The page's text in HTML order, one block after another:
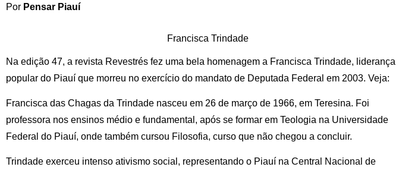
Por Pensar Piauí
Francisca Trindade
Na edição 47, a revista Revestrés fez uma bela homenagem a Francisca Trindade, liderança
popular do Piauí que morreu no exercício do mandato de Deputada Federal em 2003. Veja:
Francisca das Chagas da Trindade nasceu em 26 de março de 1966, em Teresina. Foi
professora nos ensinos médio e fundamental, após se formar em Teologia na Universidade
Federal do Piauí, onde também cursou Filosofia, curso que não chegou a concluir.
Trindade exerceu intenso ativismo social, representando o Piauí na Central Nacional de